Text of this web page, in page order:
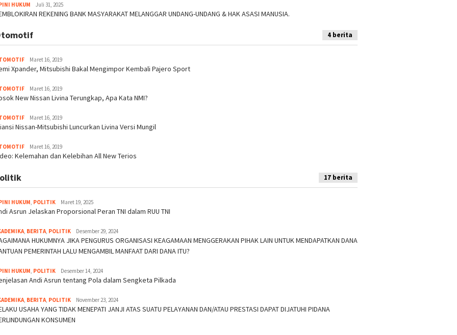
HUKUM Juli 31, 2025
REKENING BANK MASYARAKAT MELANGGAR UNDANG-UNDANG & HAK ASASI MANUSIA.
4 berita
Maret 16, 2019
Xpander, Mitsubishi Bakal Mengimpor Kembali Pajero Sport
Maret 16, 2019
New Nissan Livina Terungkap, Apa Kata NMI?
Maret 16, 2019
Nissan-Mitsubishi Luncurkan Livina Versi Mungil
Maret 16, 2019
Kelemahan dan Kelebihan All New Terios
17 berita
HUKUM POLITIK Maret 19, 2025
Asrun Jelaskan Proporsional Peran TNI dalam RUU TNI
BERITA POLITIK Desember 29, 2024
HUKUMNYA JIKA PENGURUS ORGANISASI KEAGAMAAN MENGGERAKAN PIHAK LAIN UNTUK MENDAPATKAN DANA
PEMERINTAH LALU MENGAMBIL MANFAAT DARI DANA ITU?
HUKUM POLITIK Desember 14, 2024
Andi Asrun tentang Pola dalam Sengketa Pilkada
BERITA POLITIK November 23, 2024
USAHA YANG TIDAK MENEPATI JANJI ATAS SUATU PELAYANAN DAN/ATAU PRESTASI DAPAT DIJATUHI PIDANA
KONSUMEN